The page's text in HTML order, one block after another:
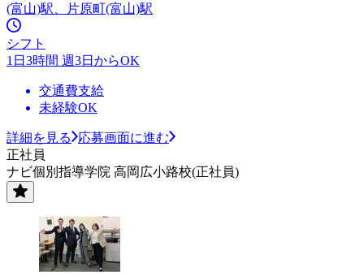
(富山)駅、片原町(富山)駅
シフト
1日3時間 週3日からOK
交通費支給
未経験OK
詳細を見る
応募画面に進む
正社員
ナビ個別指導学院 高岡広小路校(正社員)